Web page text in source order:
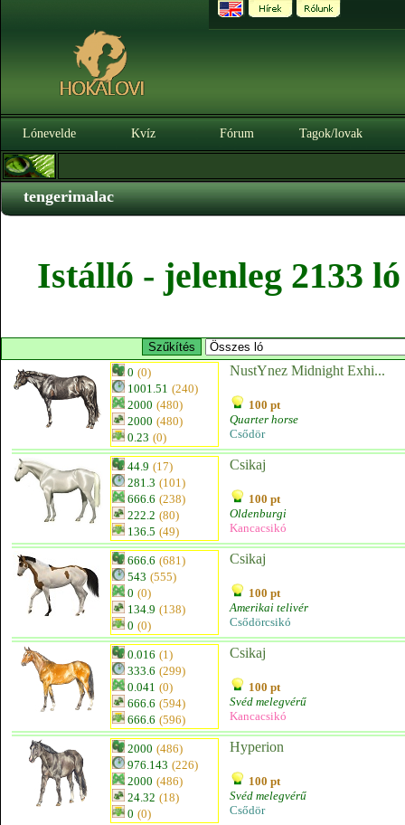
Lónevelde Kvíz Fórum Tagok/lovak
tengerimalac
Istálló - jelenleg 2133
0 (0)
1001.51 (240)
2000 (480)
2000 (480)
0.23 (0)
NustYnez Midnight Exhi...
100 pt
Quarter horse
Csődör
44.9 (17)
281.3 (101)
666.6 (238)
222.2 (80)
136.5 (49)
Csikaj
100 pt
Oldenburgi
Kancacsikó
666.6 (681)
543 (555)
0 (0)
134.9 (138)
0 (0)
Csikaj
100 pt
Amerikai telivér
Csődörcsikó
0.016 (1)
333.6 (299)
0.041 (0)
666.6 (594)
666.6 (596)
Csikaj
100 pt
Svéd melegvérű
Kancacsikó
2000 (486)
976.143 (226)
2000 (486)
24.32 (18)
0 (0)
Hyperion
100 pt
Svéd melegvérű
Csődör